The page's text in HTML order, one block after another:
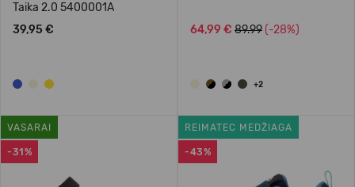
Taika 2.0 5400001A
39,95 €
64,99 € 89.99 (-28%)
+2
-31%
VASARAI
-43%
REIMATEC MEDŽIAGA